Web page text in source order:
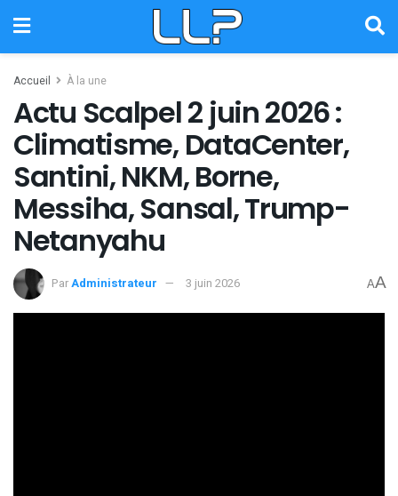
Accueil À la une
Actu Scalpel 2 juin 2026 :
Climatisme, DataCenter,
Santini, NKM, Borne,
Messiha, Sansal, Trump-
Netanyahu
ParAdministrateur 3 juin 2026 AA